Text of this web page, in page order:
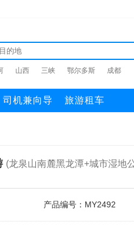
山西 三峡 鄂尔多斯 成都
司机兼向导 旅游租车
(龙泉山南麓黑龙潭+城市湿地
产品编号：MY2492